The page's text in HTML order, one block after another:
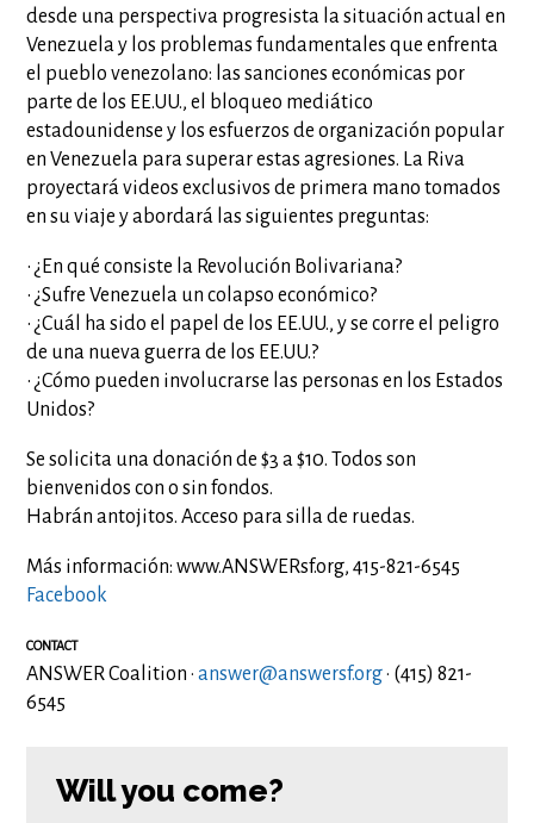
desde una perspectiva progresista la situación actual en
Venezuela y los problemas fundamentales que enfrenta
el pueblo venezolano: las sanciones económicas por
parte de los EE.UU., el bloqueo mediático
estadounidense y los esfuerzos de organización popular
en Venezuela para superar estas agresiones. La Riva
proyectará videos exclusivos de primera mano tomados
en su viaje y abordará las siguientes preguntas:
• ¿En qué consiste la Revolución Bolivariana?
• ¿Sufre Venezuela un colapso económico?
• ¿Cuál ha sido el papel de los EE.UU., y se corre el peligro
de una nueva guerra de los EE.UU.?
• ¿Cómo pueden involucrarse las personas en los Estados
Unidos?
Se solicita una donación de $3 a $10. Todos son
bienvenidos con o sin fondos.
Habrán antojitos. Acceso para silla de ruedas.
Más información: www.ANSWERsf.org, 415-821-6545
Facebook
CONTACT
ANSWER Coalition ·answer@answersf.org· (415) 821-
6545
Will you come?